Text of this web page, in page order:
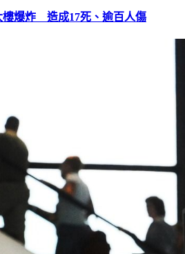
樓爆炸 造成17死、逾百人傷